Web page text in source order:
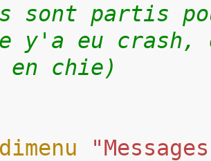
partis
y'a eu crash,
chie)